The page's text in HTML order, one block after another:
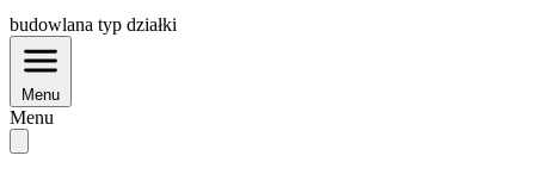
budowlana typ działki
Menu
Menu